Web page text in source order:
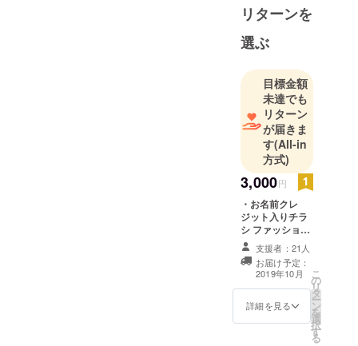
卒業後ベル
トワープへ
ト ウィルヘ
ルムに師
事、スペイ
ン、バルセ
ロナで革工
房勤務、帰
国後、手仕
事と素材に
こだわった
ものづくり
のブランド
エタブルを
熱海でス
タート。熱
海在住歴12
リターンを
選ぶ
目標金額
未達でも
リターン
が届きま
す(All-in
方式)
3,000円
・お名前クレ
ジット入りチラ
シ ファッション
ショーの当日に
観客に配布され
るチラシにご支
援者のお名前を
掲載します。 掲
載したチラシは
支援者：21人
お届け予定：
2019年10月
詳細を見る
こ
の
リ
タ
ー
ン
を
選
択
す
る